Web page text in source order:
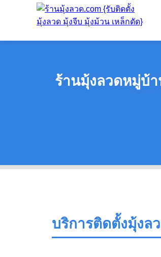
ร้านมุ้งลวดหมู่บ้
บริการติดตั้งมุ้งล